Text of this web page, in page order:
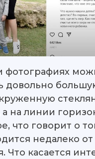
фотографиях
довольно
на линии
что говорит о
недалеко от
Что касается